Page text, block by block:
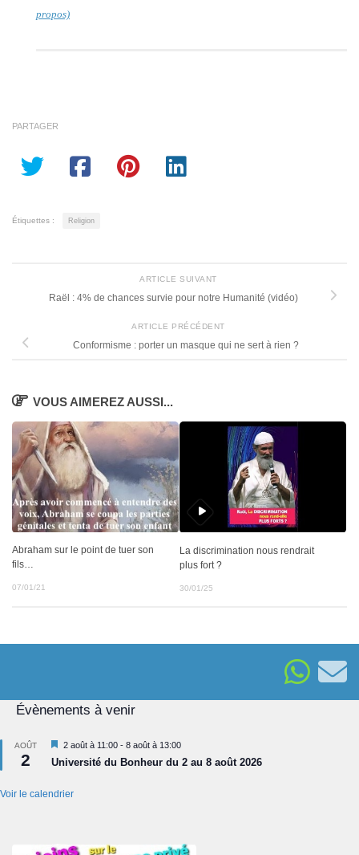
propos)
PARTAGER
Étiquettes : Religion
ARTICLE SUIVANT
Raël : 4% de chances survie pour notre Humanité (vidéo)
ARTICLE PRÉCÉDENT
Conformisme : porter un masque qui ne sert à rien ?
VOUS AIMEREZ AUSSI...
Abraham sur le point de tuer son
fils…
07/01/21
La discrimination nous rendrait
plus fort ?
30/01/25
Évènements à venir
AOÛT
2
Mis
en
avant
2 août à 11:00 - 8 août à 13:00
Université du Bonheur du 2 au 8 août 2026
Voir le calendrier